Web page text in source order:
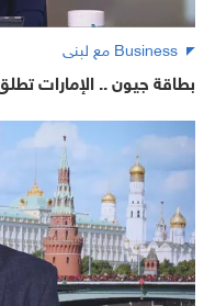
Business مع لبنى
بطاقة جيون .. الإمارات